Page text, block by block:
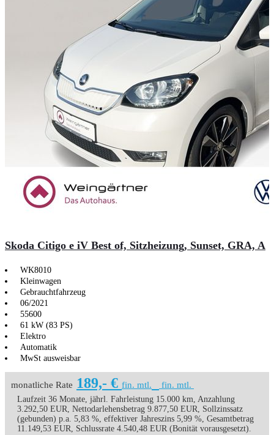
Skoda Citigo e iV Best of, Sitzheizung, Sunset, GRA, A
WK8010
Kleinwagen
Gebrauchtfahrzeug
06/2021
55600
61 kW (83 PS)
Elektro
Automatik
MwSt ausweisbar
monatliche Rate 189,- € fin. mtl. fin. mtl.
Laufzeit 36 Monate, jährl. Fahrleistung 15.000 km, Anzahlung
3.292,50 EUR, Nettodarlehensbetrag 9.877,50 EUR, Sollzinssatz
(gebunden) p.a. 5,83 %, effektiver Jahreszins 5,99 %, Gesamtbetrag
11.149,53 EUR, Schlussrate 4.540,48 EUR (Bonität vorausgesetzt).